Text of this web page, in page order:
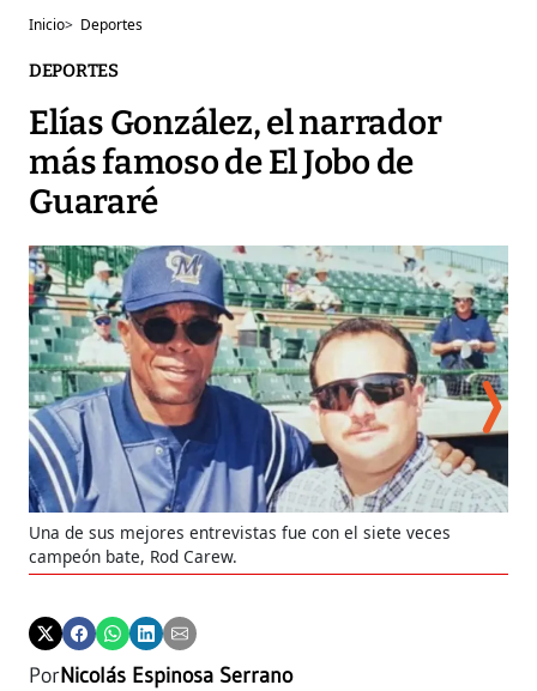
Inicio> Deportes
DEPORTES
Elías González, el narrador
más famoso de El Jobo de
Guararé
Una de sus mejores entrevistas fue con el siete veces
campeón bate, Rod Carew.
PorNicolás Espinosa Serrano